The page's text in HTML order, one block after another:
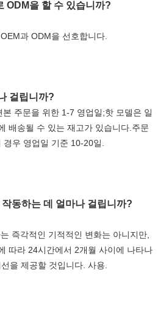
ODM을 할 수 있습니까?
과 ODM을 선호합니다.
걸립니까?
주문을 위한 1-7 영업일;핫 모델은 일
배송될 수 있는 재고가 있습니다.주문
우 영업일 기준 10-20일.
동하는 데 얼마나 걸립니까?
즉각적인 기적적인 변화는 아니지만,
따라 24시간에서 2개월 사이에 나타나
을 제공할 것입니다. 사용.